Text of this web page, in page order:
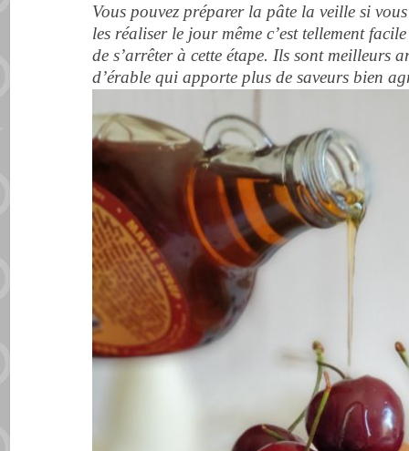
Vous pouvez préparer la pâte la veille si
les réaliser le jour même c’est tellement
de s’arrêter à cette étape. Ils sont meilleurs
d’érable qui apporte plus de saveurs bien